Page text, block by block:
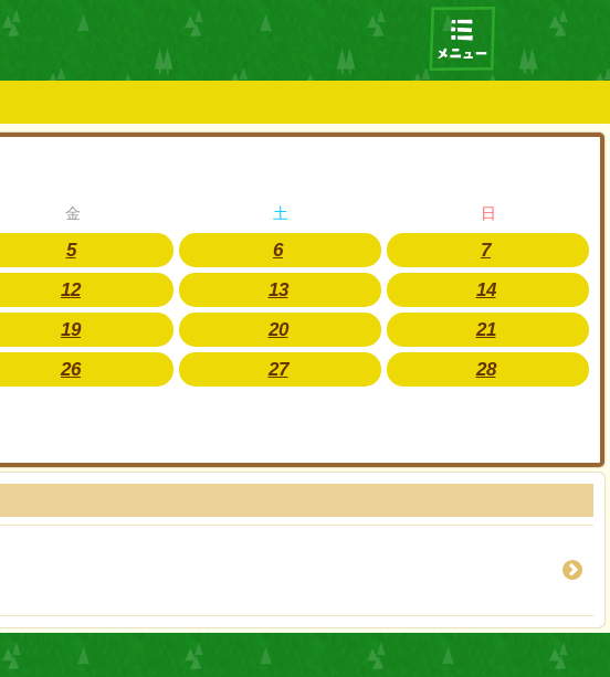
金 土 日
5 6
7
12 13
14
19 20
21
26 27
28